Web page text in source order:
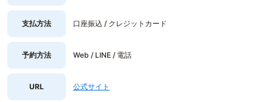
支払方法 口座振込 / クレジットカード
予約方法 Web / LINE / 電話
URL 公式サイト